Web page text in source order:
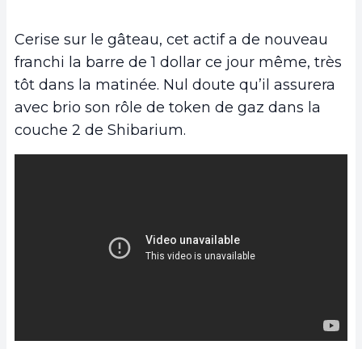
Cerise sur le gâteau, cet actif a de nouveau
franchi la barre de 1 dollar ce jour même, très
tôt dans la matinée. Nul doute qu’il assurera
avec brio son rôle de token de gaz dans la
couche 2 de Shibarium.